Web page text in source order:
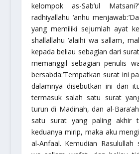
kelompok as-Sab’ul Matsani?’
radhiyallahu ‘anhu menjawab:
yang memiliki sejumlah ayat
shallallahu ‘alaihi wa sallam,
kepada beliau sebagian dari
memanggil sebagian penulis
bersabda:’Tempatkan surat ini
dalamnya disebutkan ini dan
termasuk salah satu surat
turun di Madinah, dan al-
satu surat yang paling akhir
keduanya mirip, maka aku
al-Anfaal. Kemudian Rasulullah